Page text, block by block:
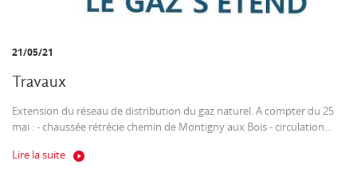
21/05/21
Travaux
Extension du réseau de distribution du gaz naturel. A compter du 25
mai : - chaussée rétrécie chemin de Montigny aux Bois - circulation...
Lire la suite